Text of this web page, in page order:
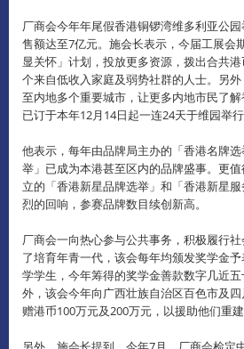
厂商会今年年尾假香港铜锣湾维多利亚公
售额达至7亿元。 施会长表示，今届工展会
显关怀」计划，投放更多资源，拨出合共
个来自低收入家庭及弱势社群的人士。
另
至内地多个重要城市，让更多内地市民了解
已订于本年12月14日起一连24天于维园举行
他表示，每年由品牌局主办的「香港名牌
举」已成为本港甚至区内的品牌盛事。 更值
立的「香港新星品牌选举」和「香港新星
烈的回响，参赛品牌数目续创新高。
厂商会一向热心参与公共事务，积极履行社
了培育年青一代，该会每年均颁发奖学金
学学生，今年筹得的奖学金善款数字几近五
外，该会今年向广西壮族自治区百色市及
赠港币100万元及200万元，以援助他们重建